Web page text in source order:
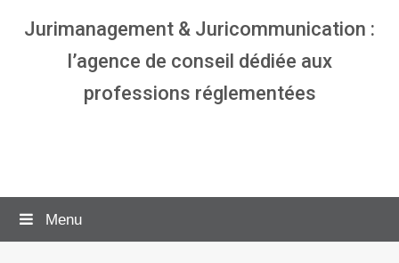
Jurimanagement & Juricommunication :
l’agence de conseil dédiée aux
professions réglementées
Menu